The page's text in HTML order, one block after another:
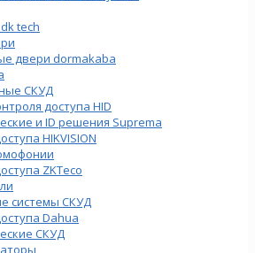
tech
двери dormakaba
СКУД
доступа HID
и ID решения Suprema
HIKVISION
ZKTeco
системы СКУД
Dahua
СКУД